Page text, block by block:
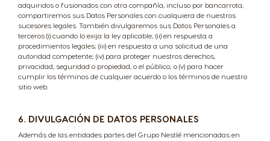
adquiridos o fusionados con otra compañía, incluso por bancarrota,
compartiremos sus Datos Personales con cualquiera de nuestros
sucesores legales. También divulgaremos sus Datos Personales a
terceros (i) cuando lo exija la ley aplicable; (ii) en respuesta a
procedimientos legales; (iii) en respuesta a una solicitud de una
autoridad competente; (iv) para proteger nuestros derechos,
privacidad, seguridad o propiedad, o el público; o (v) para hacer
cumplir los términos de cualquier acuerdo o los términos de nuestro
sitio web.
6. DIVULGACIÓN DE DATOS PERSONALES
Además de las entidades partes del Grupo Nestlé mencionadas en